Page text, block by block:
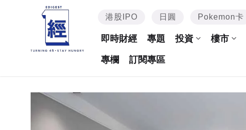
港股IPO 日圓 Pokemon卡
即時財經 專題 投資 樓市
專欄 訂閱專區